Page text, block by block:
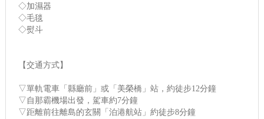
◇加濕器
◇毛毯
◇熨斗
【交通方式】
▽單軌電車「縣廳前」或「美榮橋」站，約徒步12分鐘
▽自那霸機場出發，駕車約7分鐘
▽距離前往離島的玄關「泊港航站」約徒步8分鐘